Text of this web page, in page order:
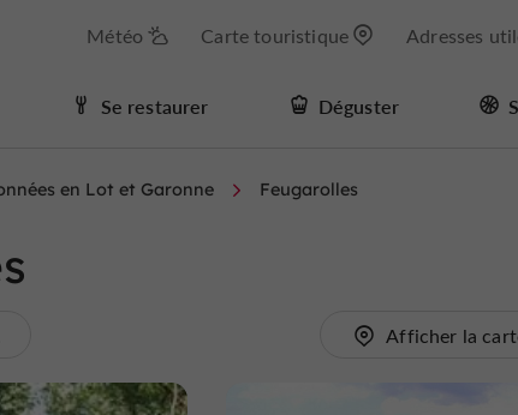
Météo Carte touristique Adresses
Se restaurer Déguster
en Lot et Garonne Feugarolles
Afficher la